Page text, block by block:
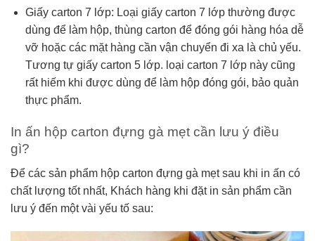
Giấy carton 7 lớp: Loại giấy carton 7 lớp thường được
dùng để làm hộp, thùng carton để đóng gói hàng hóa dễ
vỡ hoặc các mặt hàng cần vận chuyển đi xa là chủ yếu.
Tương tự giấy carton 5 lớp. loại carton 7 lớp này cũng
rất hiếm khi được dùng để làm hộp đóng gói, bảo quản
thực phẩm.
In ấn hộp carton đựng gà mẹt cần lưu ý điều
gì?
Để các sản phẩm hộp carton đựng gà mẹt sau khi in ấn có
chất lượng tốt nhất, Khách hàng khi đặt in sản phẩm cần
lưu ý đến một vài yếu tố sau: